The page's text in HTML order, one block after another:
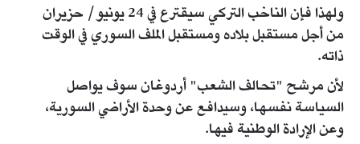
ولهذا فإن الناخب التركي سيقترع في 24 يونيو/ حزيران
من أجل مستقبل بلاده ومستقبل الملف السوري في الوقت
ذاته.
لأن مرشح "تحالف الشعب" أردوغان سوف يواصل
السياسة نفسها، وسيدافع عن وحدة الأراضي السورية،
وعن الإرادة الوطنية فيها.